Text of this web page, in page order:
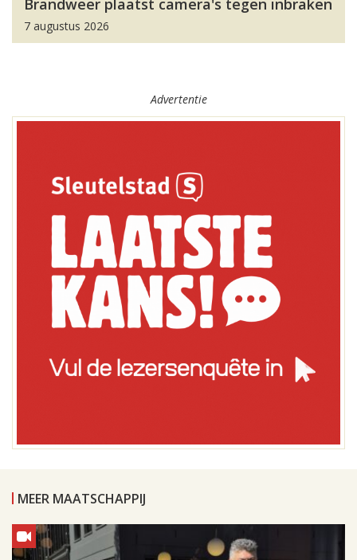
Brandweer plaatst camera's tegen inbraken
7 augustus 2026
Advertentie
MEER MAATSCHAPPIJ